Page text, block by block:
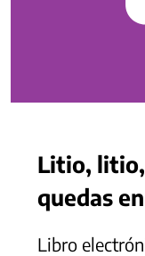
Litio,
quedas
Libro